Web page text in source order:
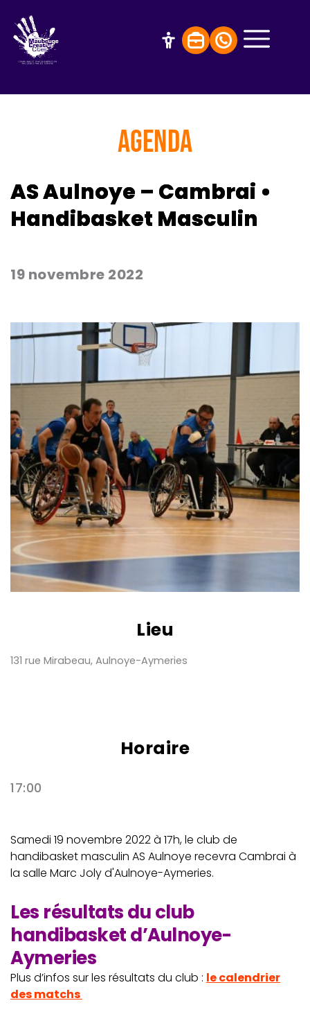
AGENDA
AS Aulnoye – Cambrai •
Handibasket Masculin
19 novembre 2022
Lieu
131 rue Mirabeau, Aulnoye-Aymeries
Horaire
17:00
Samedi 19 novembre 2022 à 17h, le club de
handibasket masculin AS Aulnoye recevra Cambrai à
la salle Marc Joly d'Aulnoye-Aymeries.
Les résultats du club
handibasket d’Aulnoye-
Aymeries
Plus d’infos sur les résultats du club : le calendrier
des matchs